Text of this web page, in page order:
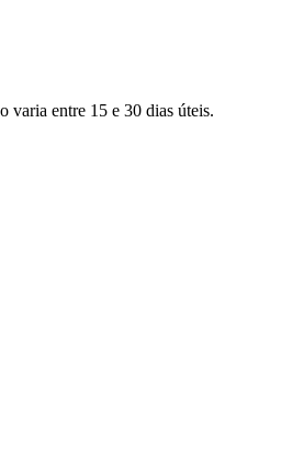
varia entre 15 e 30 dias úteis.